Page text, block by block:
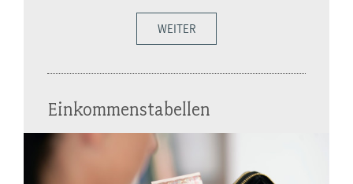
WEITER
Einkommenstabellen